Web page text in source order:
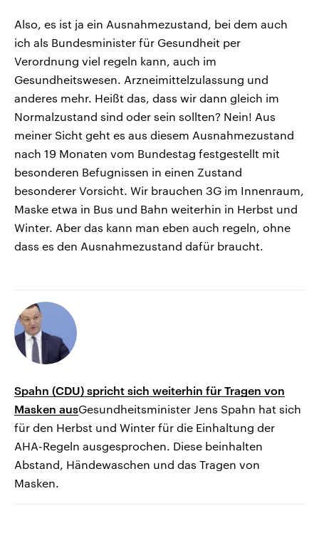
Also, es ist ja ein Ausnahmezustand, bei dem auch
ich als Bundesminister für Gesundheit per
Verordnung viel regeln kann, auch im
Gesundheitswesen. Arzneimittelzulassung und
anderes mehr. Heißt das, dass wir dann gleich im
Normalzustand sind oder sein sollten? Nein! Aus
meiner Sicht geht es aus diesem Ausnahmezustand
nach 19 Monaten vom Bundestag festgestellt mit
besonderen Befugnissen in einen Zustand
besonderer Vorsicht. Wir brauchen 3G im Innenraum,
Maske etwa in Bus und Bahn weiterhin in Herbst und
Winter. Aber das kann man eben auch regeln, ohne
dass es den Ausnahmezustand dafür braucht.
Spahn (CDU) spricht sich weiterhin für Tragen von
Masken ausGesundheitsminister Jens Spahn hat sich
für den Herbst und Winter für die Einhaltung der
AHA-Regeln ausgesprochen. Diese beinhalten
Abstand, Händewaschen und das Tragen von
Masken.